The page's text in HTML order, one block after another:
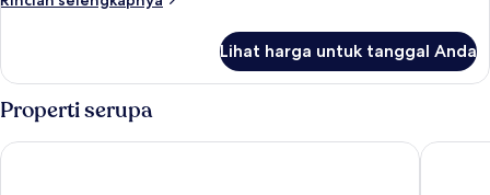
Standard
Twin
Room
Lihat harga untuk tanggal Anda
Properti serupa
Essential by Dorint Interlaken